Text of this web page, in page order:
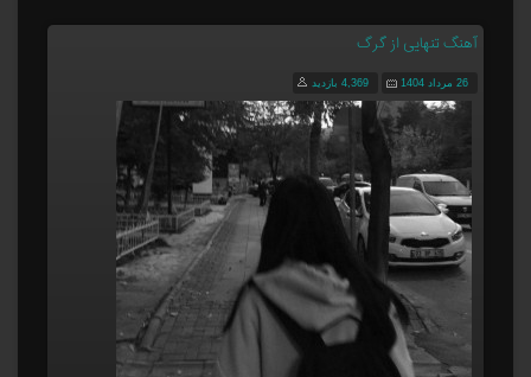
آهنگ تنهایی از گرگ
26 مرداد 1404 4,369 بازدید